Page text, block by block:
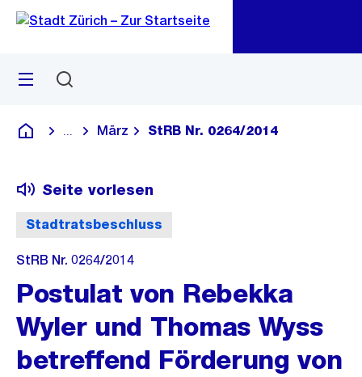
Navigation
Sprunglink
Menü
Deutsch
Blende alle Breadcrumbs ein
März StRB Nr. 0264/2014
Stadtratsbeschluss
Seite vorlesen
StRB Nr. 0264/2014
Postulat von Rebekka
Wyler und Thomas Wyss
betreffend Förderung von